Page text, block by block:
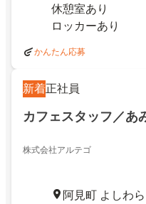
休憩室あり
ロッカーあり
かんたん応募
新着正社員
カフェスタッフ／あ
株式会社アルテゴ
阿見町 よしわ